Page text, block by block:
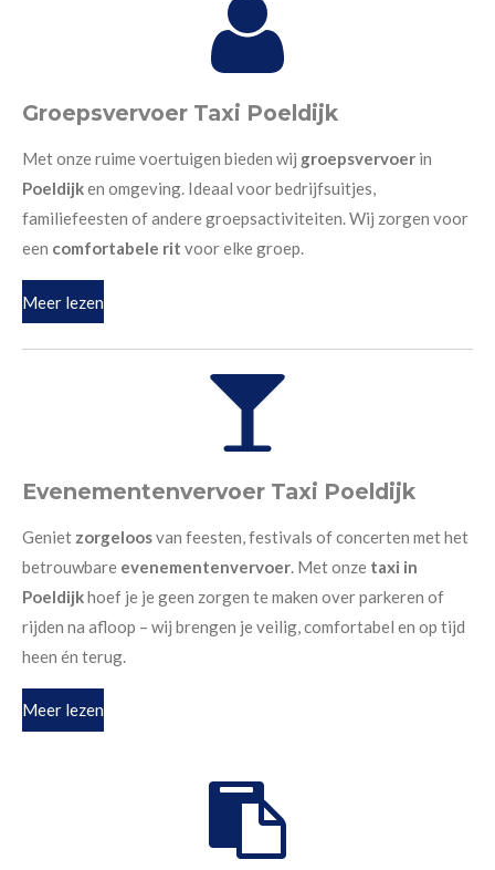
Groepsvervoer Taxi Poeldijk
Met onze ruime voertuigen bieden wij groepsvervoer in
Poeldijken omgeving. Ideaal voor bedrijfsuitjes,
familiefeesten of andere groepsactiviteiten. Wij zorgen voor
een comfortabele rit voor elke groep.
Meer lezen
Evenementenvervoer Taxi Poeldijk
Geniet zorgeloosvan feesten, festivals of concerten met het
betrouwbare evenementenvervoer. Met onze taxi in
Poeldijkhoef je je geen zorgen te maken over parkeren of
rijden na afloop – wij brengen je veilig, comfortabel en op tijd
heen én terug.
Meer lezen